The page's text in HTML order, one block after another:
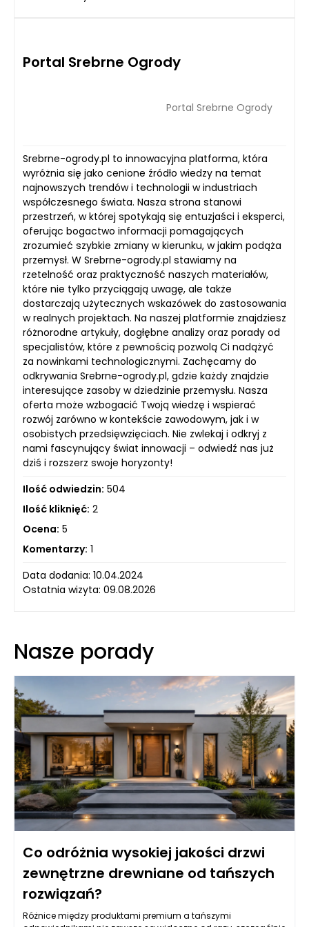
Portal Srebrne Ogrody
Portal Srebrne Ogrody
Srebrne-ogrody.pl to innowacyjna platforma, która
wyróżnia się jako cenione źródło wiedzy na temat
najnowszych trendów i technologii w industriach
współczesnego świata. Nasza strona stanowi
przestrzeń, w której spotykają się entuzjaści i eksperci,
oferując bogactwo informacji pomagających
zrozumieć szybkie zmiany w kierunku, w jakim podąża
przemysł. W Srebrne-ogrody.pl stawiamy na
rzetelność oraz praktyczność naszych materiałów,
które nie tylko przyciągają uwagę, ale także
dostarczają użytecznych wskazówek do zastosowania
w realnych projektach. Na naszej platformie znajdziesz
różnorodne artykuły, dogłębne analizy oraz porady od
specjalistów, które z pewnością pozwolą Ci nadążyć
za nowinkami technologicznymi. Zachęcamy do
odkrywania Srebrne-ogrody.pl, gdzie każdy znajdzie
interesujące zasoby w dziedzinie przemysłu. Nasza
oferta może wzbogacić Twoją wiedzę i wspierać
rozwój zarówno w kontekście zawodowym, jak i w
osobistych przedsięwzięciach. Nie zwlekaj i odkryj z
nami fascynujący świat innowacji – odwiedź nas już
dziś i rozszerz swoje horyzonty!
Ilość odwiedzin: 504
Ilość kliknięć: 2
Ocena: 5
Komentarzy: 1
Data dodania: 10.04.2024
Ostatnia wizyta: 09.08.2026
Nasze porady
Co odróżnia wysokiej jakości drzwi
zewnętrzne drewniane od tańszych
rozwiązań?
Różnice między produktami premium a tańszymi